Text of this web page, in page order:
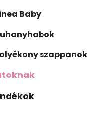
Baby
szappanok